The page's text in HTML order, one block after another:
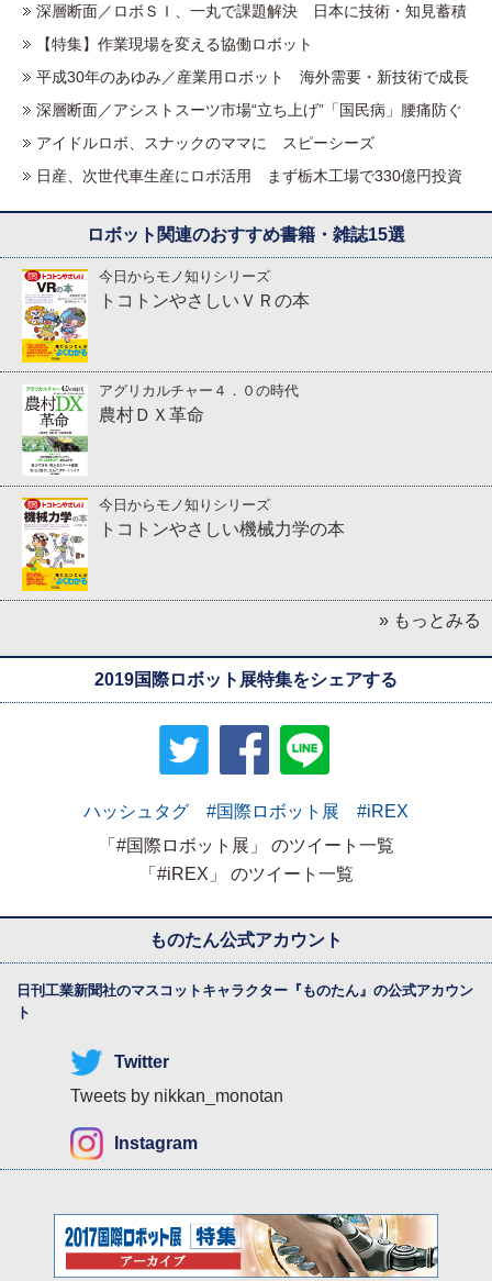
深層断面／ロボＳＩ、一丸で課題解決 日本に技術・知見蓄積
【特集】作業現場を変える協働ロボット
平成30年のあゆみ／産業用ロボット 海外需要・新技術で成長
深層断面／アシストスーツ市場“立ち上げ”「国民病」腰痛防ぐ
アイドルロボ、スナックのママに スピーシーズ
日産、次世代車生産にロボ活用 まず栃木工場で330億円投資
ロボット関連のおすすめ書籍・雑誌15選
今日からモノ知りシリーズ
トコトンやさしいＶＲの本
アグリカルチャー４．０の時代
農村ＤＸ革命
今日からモノ知りシリーズ
トコトンやさしい機械力学の本
» もっとみる
2019国際ロボット展特集をシェアする
ハッシュタグ #国際ロボット展 #iREX
「#国際ロボット展」 のツイート一覧
「#iREX」 のツイート一覧
ものたん公式アカウント
日刊工業新聞社のマスコットキャラクター『 ものたん 』の公式アカウン
ト
Twitter
Tweets by nikkan_monotan
Instagram